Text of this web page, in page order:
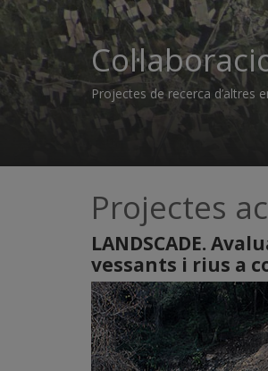
Projectes de recerca d’altres
Projectes
LANDSCADE.
vessants i rius a